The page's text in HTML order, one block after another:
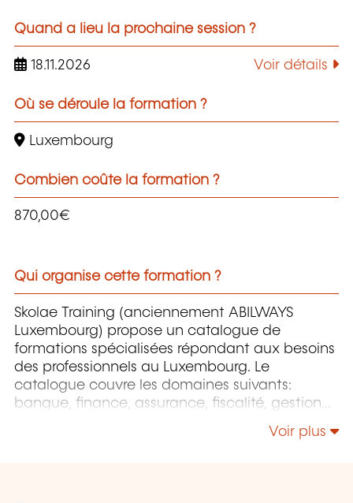
Quand a lieu la prochaine session ?
18.11.2026 Voir détails
Où se déroule la formation ?
Luxembourg
Combien coûte la formation ?
870,00€
Qui organise cette formation ?
Skolae Training (anciennement ABILWAYS
Luxembourg) propose un catalogue de
formations spécialisées répondant aux besoins
des professionnels au Luxembourg. Le
catalogue couvre les domaines suivants:
banque, finance, assurance, fiscalité, gestion
de patrimoine, comptabilité, audit, droit des
sociétés et des affaires, ressources humaines,
Voir plus